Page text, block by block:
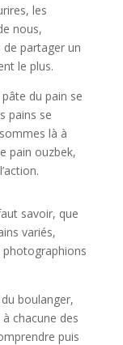
les
nous,
de partager un
le plus.
du pain se
pains se
là à
pain ouzbek,
savoir, que
variés,
boulanger,
chacune des
puis